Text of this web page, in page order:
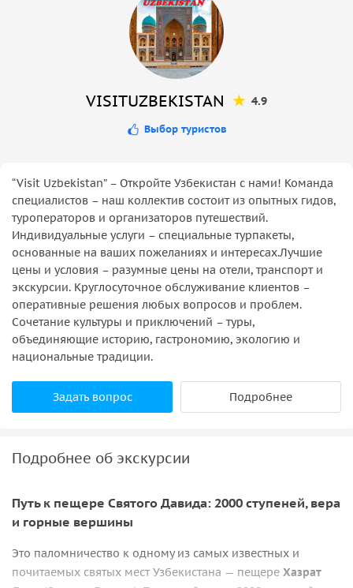
VISITUZBEKISTAN 4.9
Выбор туристов
“Visit Uzbekistan” – Откройте Узбекистан с нами! Команда
специалистов – наш коллектив состоит из опытных гидов,
туроператоров и организаторов путешествий.
Индивидуальные услуги – специальные турпакеты,
основанные на ваших пожеланиях и интересах.Лучшие
цены и условия – разумные цены на отели, транспорт и
экскурсии. Круглосуточное обслуживание клиентов –
оперативные решения любых вопросов и проблем.
Сочетание культуры и приключений – туры,
объединяющие историю, гастрономию, экологию и
национальные традиции.
Задать вопрос Подробнее
Подробнее об экскурсии
Путь к пещере Святого Давида: 2000 ступеней, вера
и горные вершины
Это паломничество к одному из самых известных и
почитаемых святых мест Узбекистана — пещере Хазрат